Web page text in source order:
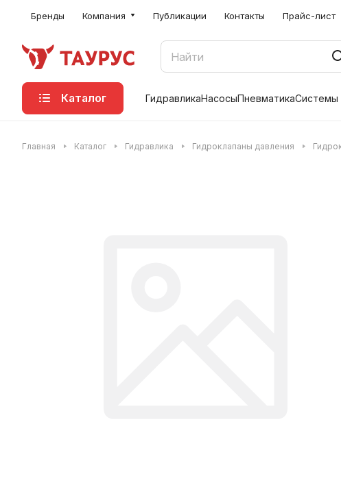
Бренды Компания Публикации Контакты Прайс-лист
Каталог ГидравликаНасосыПневматикаСистемы
Главная Каталог Гидравлика Гидроклапаны давления